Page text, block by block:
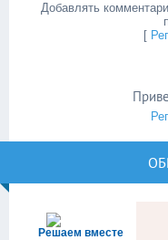
Добавлять
[
Решаем вместе